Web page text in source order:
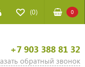
(0) 0
+7 903 388 81 32
обратный звонок